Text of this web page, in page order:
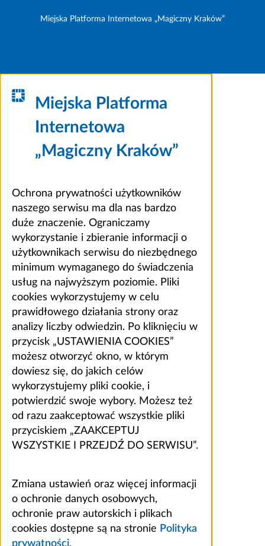
Miejska Platforma Internetowa „Magiczny Kraków”
Miejska Platforma
Internetowa
„Magiczny Kraków”
Ochrona prywatności użytkowników
naszego serwisu ma dla nas bardzo
duże znaczenie. Ograniczamy
wykorzystanie i zbieranie informacji o
użytkownikach serwisu do niezbędnego
minimum wymaganego do świadczenia
usług na najwyższym poziomie. Pliki
cookies wykorzystujemy w celu
prawidłowego działania strony oraz
analizy liczby odwiedzin. Po kliknięciu w
przycisk „USTAWIENIA COOKIES”
możesz otworzyć okno, w którym
dowiesz się, do jakich celów
wykorzystujemy pliki cookie, i
potwierdzić swoje wybory. Możesz też
od razu zaakceptować wszystkie pliki
przyciskiem „ZAAKCEPTUJ
WSZYSTKIE I PRZEJDŹ DO SERWISU”.
Zmiana ustawień oraz więcej informacji
o ochronie danych osobowych,
ochronie praw autorskich i plikach
cookies dostępne są na stronie Polityka
prywatności.